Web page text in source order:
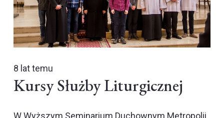
8 lat temu
Kursy Służby Liturgicznej
W Wyższym Seminarium Duchownym Metropolii